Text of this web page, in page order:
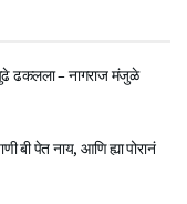
पुढे ढकलला – नागराज मंजुळे
बी पेत नाय, आणि ह्या पोरानं